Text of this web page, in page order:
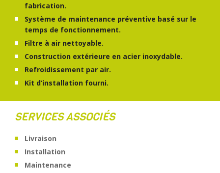
fabrication.
Système de maintenance préventive basé sur le
temps de fonctionnement.
Filtre à air nettoyable.
Construction extérieure en acier inoxydable.
Refroidissement par air.
Kit d’installation fourni.
SERVICES ASSOCIÉS
Livraison
Installation
Maintenance